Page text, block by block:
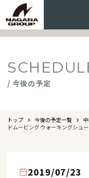
/ 今後の予定
トップ 今後の予定一覧
ドムービング ウォーキングシュー
2019/07/23